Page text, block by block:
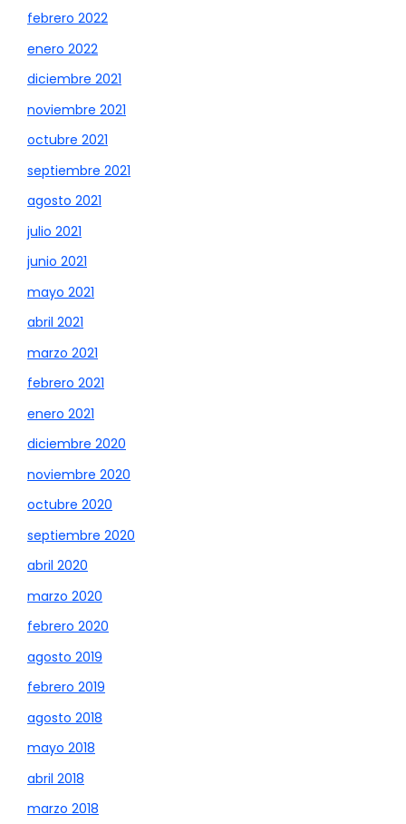
febrero 2022
enero 2022
diciembre 2021
noviembre 2021
octubre 2021
septiembre 2021
agosto 2021
julio 2021
junio 2021
mayo 2021
abril 2021
marzo 2021
febrero 2021
enero 2021
diciembre 2020
noviembre 2020
octubre 2020
septiembre 2020
abril 2020
marzo 2020
febrero 2020
agosto 2019
febrero 2019
agosto 2018
mayo 2018
abril 2018
marzo 2018